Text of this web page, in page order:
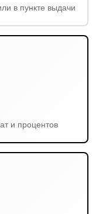
в пункте выдачи
и процентов